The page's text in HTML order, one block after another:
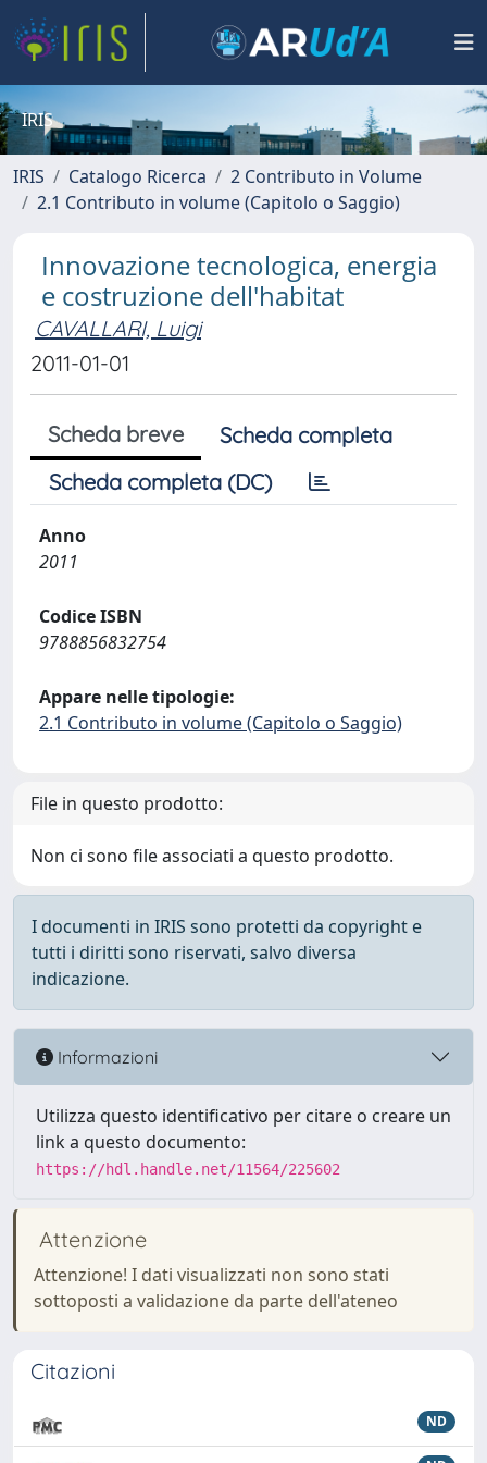
IRIS
IRIS Catalogo Ricerca
2 Contributo in Volume
2.1 Contributo in volume (Capitolo o Saggio)
Innovazione tecnologica, energia
e costruzione dell'habitat
CAVALLARI, Luigi
2011-01-01
Scheda breve
Scheda completa
Scheda completa (DC)
Anno
2011
Codice ISBN
9788856832754
Appare nelle tipologie:
2.1 Contributo in volume (Capitolo o Saggio)
File in questo prodotto:
Non ci sono file associati a questo prodotto.
I documenti in IRIS sono protetti da copyright e
tutti i diritti sono riservati, salvo diversa
indicazione.
Informazioni
Utilizza questo identificativo per citare o creare un
link a questo documento:
https://hdl.handle.net/11564/225602
Attenzione
Attenzione! I dati visualizzati non sono stati
sottoposti a validazione da parte dell'ateneo
Citazioni
ND